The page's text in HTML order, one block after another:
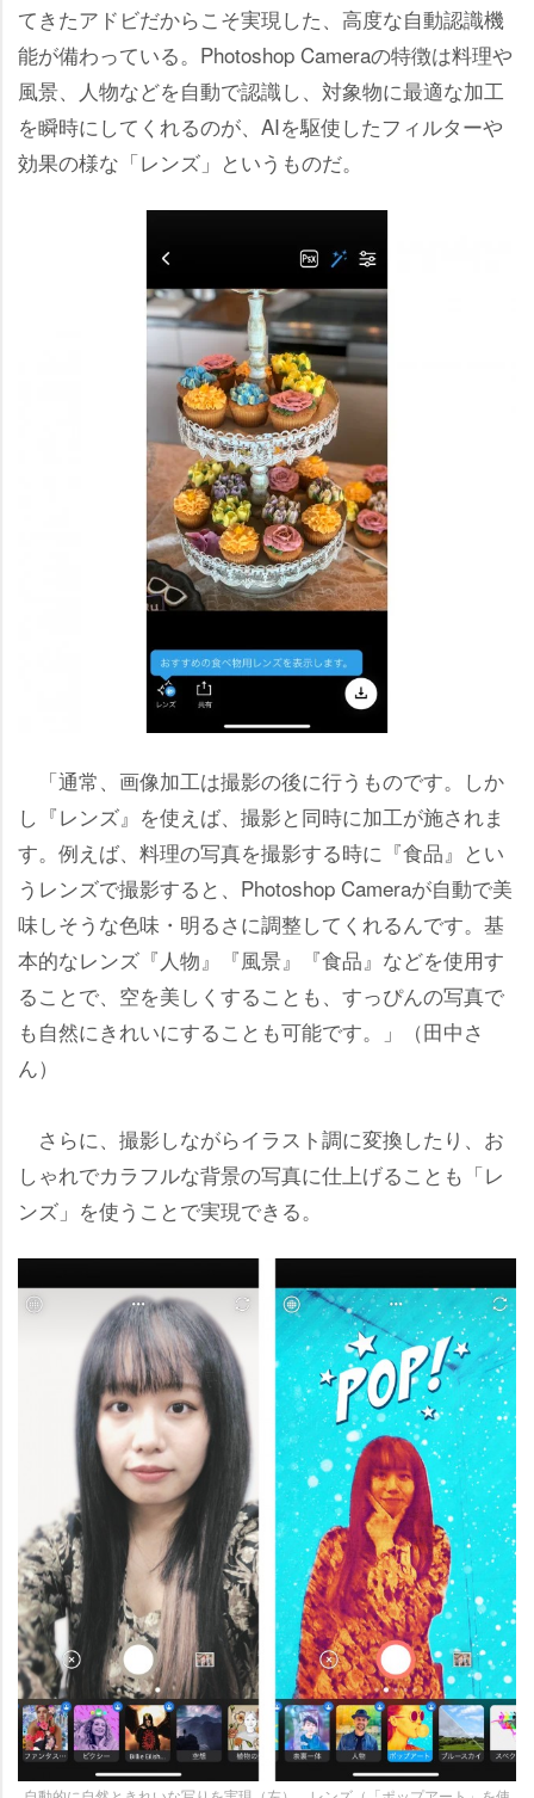
てきたアドビだからこそ実現した、高度な自動認識機
能が備わっている。Photoshop Cameraの特徴は料理
風景、人物などを自動で認識し、対象物に最適な加工
を瞬時にしてくれるのが、AIを駆使したフィルター
効果の様な「レンズ」というものだ。
「通常、画像加工は撮影の後に行うものです。しか
し『レンズ』を使えば、撮影と同時に加工が施されま
す。例えば、料理の写真を撮影する時に『食品』とい
うレンズで撮影すると、Photoshop Cameraが自動で美
味しそうな色味・明るさに調整してくれるんです。基
本的なレンズ『人物』『風景』『食品』などを使用す
ることで、空を美しくすることも、すっぴんの写真で
も自然にきれいにすることも可能です。」（田中さ
ん）
さらに、撮影しながらイラスト調に変換したり、お
しゃれでカラフルな背景の写真に仕上げることも「レ
ンズ」を使うことで実現できる。